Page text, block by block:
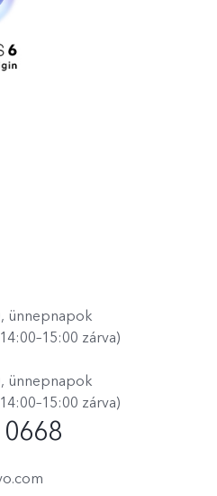
ünnepnapok
zárva)
ünnepnapok
zárva)